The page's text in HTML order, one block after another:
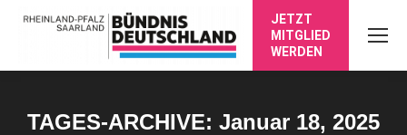
JETZT
MITGLIED
WERDEN
TAGES-ARCHIVE: Januar 18, 2025